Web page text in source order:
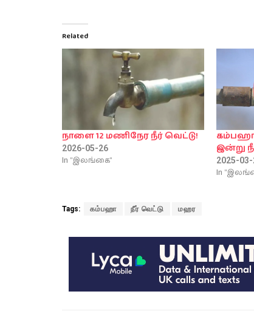
Related
நாளை 12 மணிநேர நீர் வெட்டு!
2026-05-26
In "இலங்கை"
இன்று
2025-
In
Tags: கம்பஹா நீர் வெட்டு மஹர